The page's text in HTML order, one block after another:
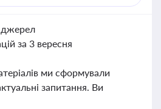
за 3 вересня
ми сформували
запитання. Ви